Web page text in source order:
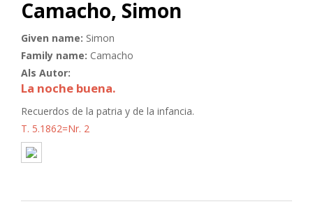
Camacho, Simon
Given name: Simon
Family name: Camacho
Als Autor:
La noche buena.
Recuerdos de la patria y de la infancia.
T. 5.1862=Nr. 2